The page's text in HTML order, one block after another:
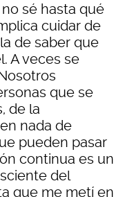
sé hasta qué
cuidar de
de saber que
A veces se
que se
de la
nada de
pueden pasar
continua es un
del
que me metí en